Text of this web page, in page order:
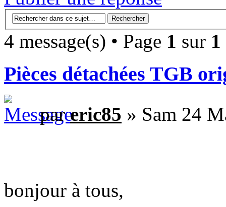
4 message(s) • Page 1 sur 1
Pièces détachées TGB
pareric85 » Sam 24
bonjour à tous,